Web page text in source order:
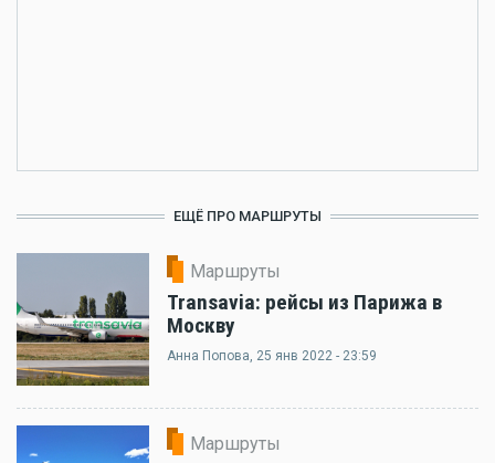
ЕЩЁ ПРО МАРШРУТЫ
Маршруты
Transavia: рейсы из Парижа в
Москву
Анна Попова, 25 янв 2022 - 23:59
Маршруты